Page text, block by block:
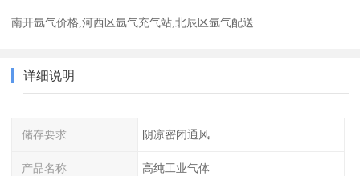
南开氩气价格,河西区氩气充气站,北辰区氩气配送
详细说明
储存要求 阴凉密闭通风
产品名称 高纯工业气体